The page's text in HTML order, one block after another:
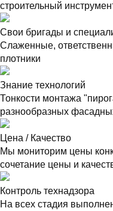
строительный
Свои бригады и
Слаженные,
плотники
Знание технологий
Тонкости монтажа
разнообразных
Цена / Качество
Мы мониторим цены
сочетание цены и
Контроль технадзора
На всех стадия